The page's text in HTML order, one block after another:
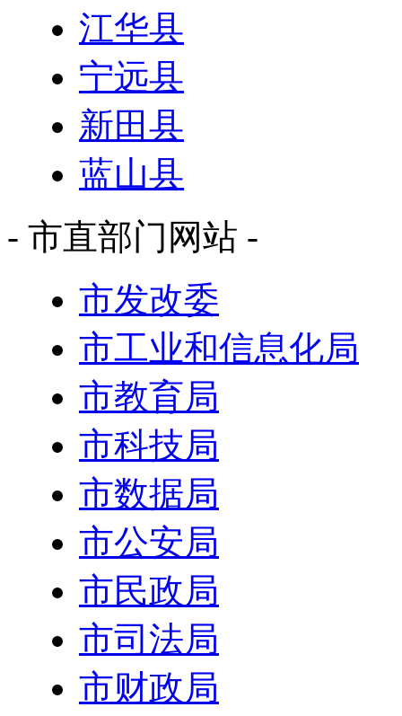
江华县
宁远县
新田县
蓝山县
- 市直部门网站 -
市发改委
市工业和信息化局
市教育局
市科技局
市数据局
市公安局
市民政局
市司法局
市财政局